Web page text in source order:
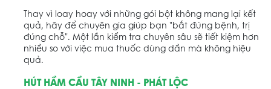
Thay vì loay hoay với những gói bột không mang lại kết
quả, hãy để chuyên gia giúp bạn "bắt đúng bệnh, trị
đúng chỗ". Một lần kiểm tra chuyên sâu sẽ tiết kiệm hơn
nhiều so với việc mua thuốc dùng dần mà không hiệu
quả.
HÚT HẦM CẦU TÂY NINH - PHÁT LỘC